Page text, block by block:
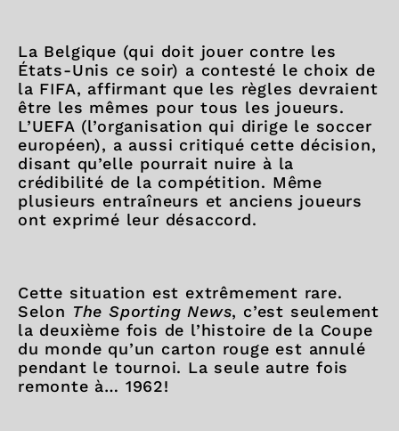
La Belgique (qui doit jouer contre les
États-Unis ce soir) a contesté le choix de
la FIFA, affirmant que les règles devraient
être les mêmes pour tous les joueurs.
L’UEFA (l’organisation qui dirige le soccer
européen), a aussi critiqué cette décision,
disant qu’elle pourrait nuire à la
crédibilité de la compétition. Même
plusieurs entraîneurs et anciens joueurs
ont exprimé leur désaccord.
Cette situation est extrêmement rare.
Selon The Sporting News, c’est seulement
la deuxième fois de l’histoire de la Coupe
du monde qu’un carton rouge est annulé
pendant le tournoi. La seule autre fois
remonte à… 1962!